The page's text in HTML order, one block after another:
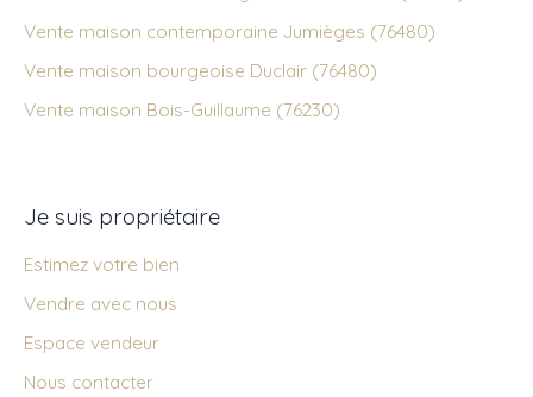
Vente maison contemporaine Jumièges (76480)
Vente maison bourgeoise Duclair (76480)
Vente maison Bois-Guillaume (76230)
Je suis propriétaire
Estimez votre bien
Vendre avec nous
Espace vendeur
Nous contacter